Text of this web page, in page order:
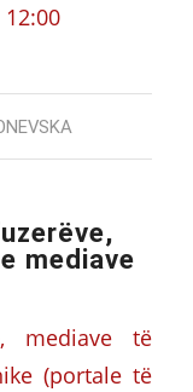
mediave
mediave të
(portale të